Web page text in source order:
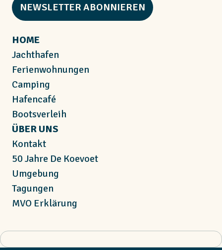
NEWSLETTER ABONNIEREN
HOME
Jachthafen
Ferienwohnungen
Camping
Hafencafé
Bootsverleih
ÜBER UNS
Kontakt
50 Jahre De Koevoet
Umgebung
Tagungen
MVO Erklärung